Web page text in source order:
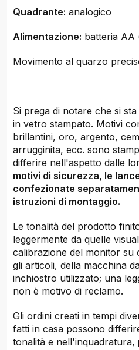
Quadrante: analogico
Alimentazione: batteria AA
Movimento al quarzo
Si prega di notare che si
in vetro stampato. Motivi
brillantini, oro, argento,
arrugginita, ecc. sono
differire nell'aspetto dalle
motivi di sicurezza, le
confezionate
istruzioni di montaggio.
Le tonalità del prodotto
leggermente da quelle
calibrazione del monitor su
gli articoli, della macchina
inchiostro utilizzato; una
non è motivo di reclamo.
Gli ordini creati in tempi
fatti in casa possono
tonalità e nell'inquadratura,